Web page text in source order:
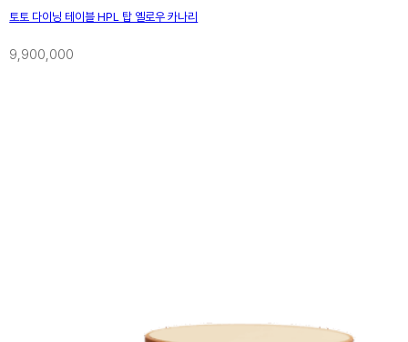
토토 다이닝 테이블 HPL 탑 옐로우 카나리
9,900,000